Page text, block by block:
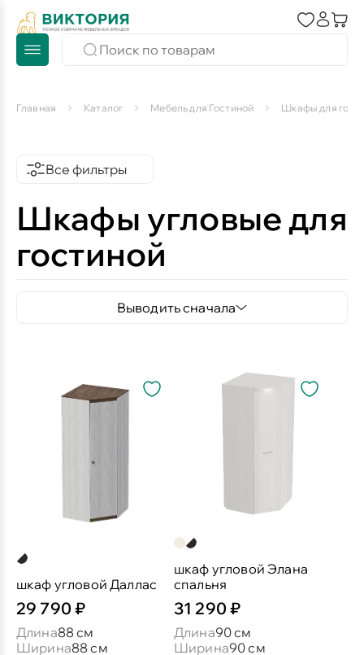
Главная Каталог Мебель для Гостиной Шкафы для
Все фильтры
Шкафы угловые для
гостиной
Выводить сначала
шкаф угловой Даллас
29 790 ₽
Длина88 см
Ширина88 см
шкаф угловой Элана
спальня
31 290 ₽
Длина90 см
Ширина90 см